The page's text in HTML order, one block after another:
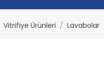
Vitrifiye Ürünleri Lavabolar